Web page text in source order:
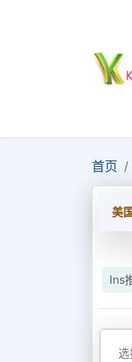
首页
美
Ins
选